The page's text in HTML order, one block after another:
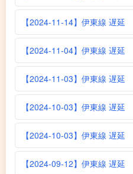
【2024-11-14】伊東線 遅延
【2024-11-04】伊東線 遅延
【2024-11-03】伊東線 遅延
【2024-10-03】伊東線 遅延
【2024-10-03】伊東線 遅延
【2024-09-12】伊東線 遅延